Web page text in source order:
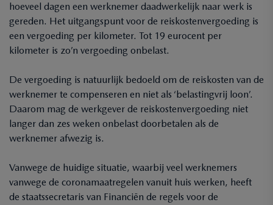
hoeveel dagen een werknemer daadwerkelijk naar werk is
gereden. Het uitgangspunt voor de reiskostenvergoeding is
een vergoeding per kilometer. Tot 19 eurocent per
kilometer is zo’n vergoeding onbelast.
De vergoeding is natuurlijk bedoeld om de reiskosten van de
werknemer te compenseren en niet als ‘belastingvrij loon’.
Daarom mag de werkgever de reiskostenvergoeding niet
langer dan zes weken onbelast doorbetalen als de
werknemer afwezig is.
Vanwege de huidige situatie, waarbij veel werknemers
vanwege de coronamaatregelen vanuit huis werken, heeft
de staatssecretaris van Financiën de regels voor de